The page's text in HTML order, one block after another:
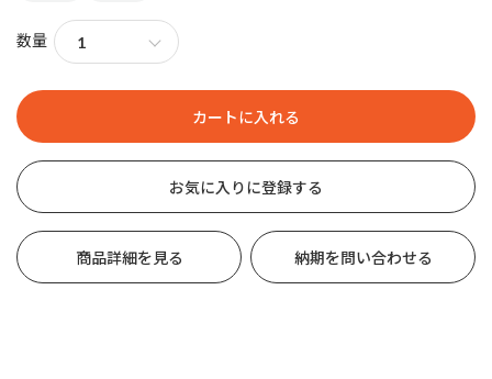
数量
お気に入りに登録する
商品詳細を見る 納期を問い合わせる